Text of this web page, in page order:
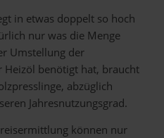
in etwas doppelt so hoch
nur was die Menge
Umstellung der
Heizöl benötigt hat, braucht
abzüglich
Jahresnutzungsgrad.
können nur